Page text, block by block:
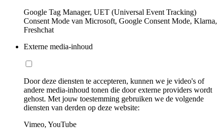
Google Tag Manager, UET (Universal Event Tracking)
Consent Mode van Microsoft, Google Consent Mode, Klarna,
Freshchat
Externe media-inhoud
Door deze diensten te accepteren, kunnen we je video's of
andere media-inhoud tonen die door externe providers wordt
gehost. Met jouw toestemming gebruiken we de volgende
diensten van derden op deze website:
Vimeo, YouTube